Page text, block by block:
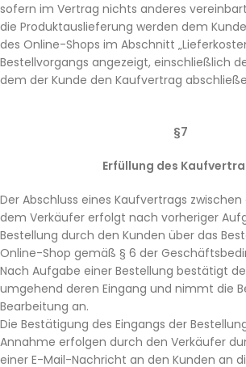
sofern im Vertrag nichts anderes
die Produktauslieferung werden dem
des Online-Shops im Abschnitt
Bestellvorgangs angezeigt, einschließlich
dem der Kunde den Kaufvertrag
§7
Erfüllung des
Der Abschluss eines Kaufvertrags
dem Verkäufer erfolgt nach vorheriger
Bestellung durch den Kunden über das
Online-Shop gemäß § 6 der
Nach Aufgabe einer Bestellung bestätigt
umgehend deren Eingang und nimmt die
Bearbeitung an.
Die Bestätigung des Eingangs der
Annahme erfolgen durch den Verkäufer
einer E-Mail-Nachricht an den Kunden an